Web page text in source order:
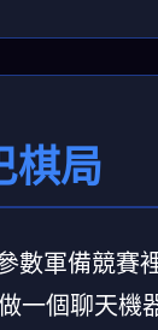
棋局
數軍備競賽
一個聊天機